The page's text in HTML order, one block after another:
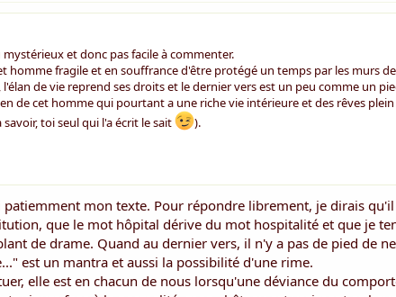
et donc pas facile à commenter.
homme fragile et en souffrance d'être protégé un temps par les murs
de vie reprend ses droits et le dernier vers est un peu comme un
de cet homme qui pourtant a une riche vie intérieure et des rêves
toi seul qui l'a écrit le sait
).
mon texte. Pour répondre librement, je dirais qu'il
que le mot hôpital dérive du mot hospitalité et que je
de drame. Quand au dernier vers, il n'y a pas de pied de
est un mantra et aussi la possibilité d'une rime.
elle est en chacun de nous lorsqu'une déviance du